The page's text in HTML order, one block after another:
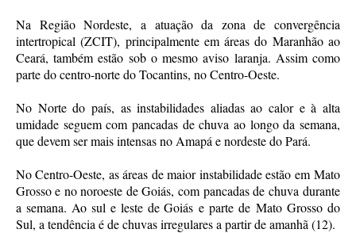
Na Região Nordeste, a atuação da zona de convergência
intertropical (ZCIT), principalmente em áreas do Maranhão ao
Ceará, também estão sob o mesmo aviso laranja. Assim como
parte do centro-norte do Tocantins, no Centro-Oeste.
No Norte do país, as instabilidades aliadas ao calor e à alta
umidade seguem com pancadas de chuva ao longo da semana,
que devem ser mais intensas no Amapá e nordeste do Pará.
No Centro-Oeste, as áreas de maior instabilidade estão em Mato
Grosso e no noroeste de Goiás, com pancadas de chuva durante
a semana. Ao sul e leste de Goiás e parte de Mato Grosso do
Sul, a tendência é de chuvas irregulares a partir de amanhã (12).